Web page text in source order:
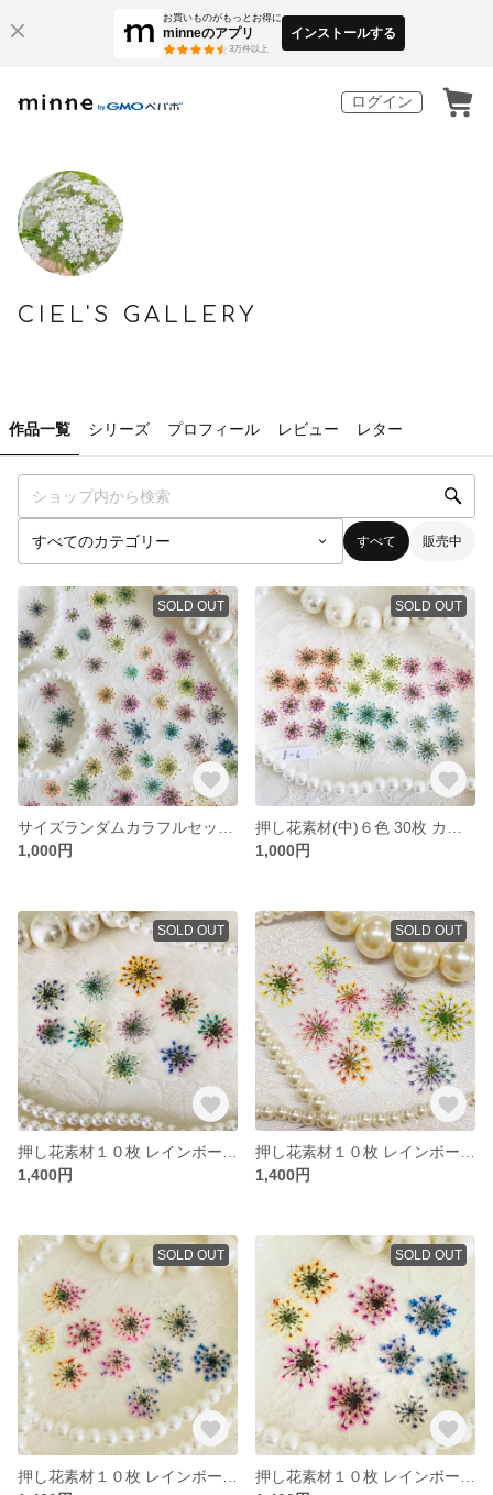
お買いものがもっとお得に
minneのアプリ
3万件以上
インストールする
ログイン
CIEL'S GALLERY
作品一覧 シリーズ プロフィール レビュー レター
すべて 販売中
SOLD OUT
1,000円
SOLD OUT
1,000円
SOLD OUT
1,400円
SOLD OUT
1,400円
SOLD OUT SOLD OUT